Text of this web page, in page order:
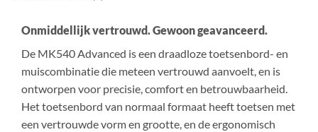
Onmiddellijk vertrouwd. Gewoon geavanceerd.
De MK540 Advanced is een draadloze toetsenbord- en
muiscombinatie die meteen vertrouwd aanvoelt, en is
ontworpen voor precisie, comfort en betrouwbaarheid.
Het toetsenbord van normaal formaat heeft toetsen met
een vertrouwde vorm en grootte, en de ergonomisch